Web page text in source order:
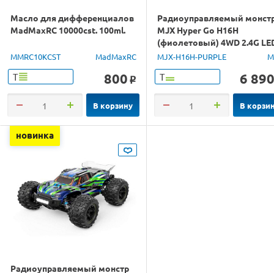
Масло для дифференциалов
MadMaxRC 10000cst. 100ml.
MMRC10KCST MadMaxRC
Т 800 o
В корзину
Радиоуправляемый
MJX Hyper Go H16H
(фиолетовый) 4WD 2.4G
GPS 1/16 RTR
MJX-H16H-PURPLE
Т 6 890
В
новинка
Радиоуправляемый монстр